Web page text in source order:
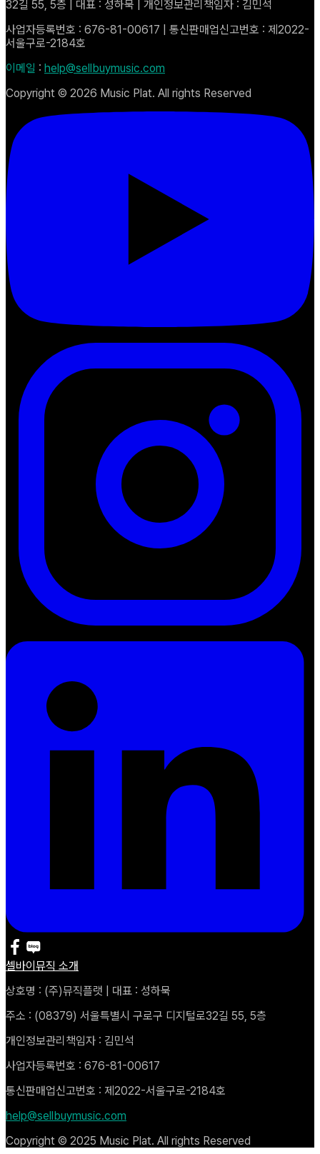
32길 55, 5층 | 대표 : 성하묵 | 개인정보관리책임자 : 김민석
사업자등록번호 : 676-81-00617 | 통신판매업신고번호 : 제2022-
서울구로-2184호
이메일 : help@sellbuymusic.com
Copyright © 2026 Music Plat. All rights Reserved
셀바이뮤직 소개
상호명 : (주)뮤직플랫 | 대표 : 성하묵
주소 : (08379) 서울특별시 구로구 디지털로32길 55, 5층
개인정보관리책임자 : 김민석
사업자등록번호 : 676-81-00617
통신판매업신고번호 : 제2022-서울구로-2184호
help@sellbuymusic.com
Copyright © 2025 Music Plat. All rights Reserved